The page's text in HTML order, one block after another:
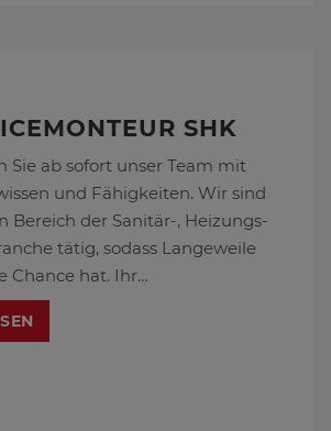
SHK
Sie ab sofort unser Team mit
und Fähigkeiten. Wir sind
Bereich der Sanitär-, Heizungs-
tätig, sodass Langeweile
Chance hat. Ihr
sind Kleinaufträge, sowie
und Servicearbeiten aller Art.